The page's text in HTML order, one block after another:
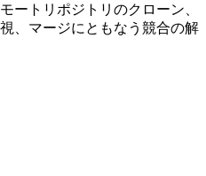
ートリポジトリのクローン、
、マージにともなう競合の解